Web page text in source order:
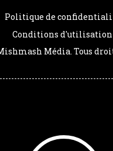
Politique de
Conditions d'utilisation
Média. Tous